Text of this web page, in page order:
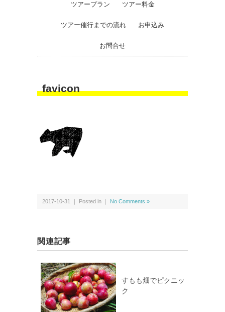
ツアープラン ツアー料金
ツアー催行までの流れ お申込み
お問合せ
favicon
2017-10-31 ｜ Posted in ｜ No Comments »
関連記事
すもも畑でピクニッ
ク